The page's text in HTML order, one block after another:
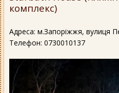
комплекс)
Адреса: м.Запоріжжя, вулиця
Телефон: 0730010137